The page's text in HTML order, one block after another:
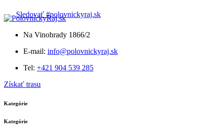
Sledovať #polovnickyraj.sk
Na Vinohrady 1866/2
E-mail: info@polovnickyraj.sk
Tel: +421 904 539 285
Získať trasu
Kategórie
Kategórie